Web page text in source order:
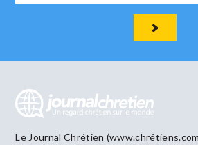
Le Journal Chrétien